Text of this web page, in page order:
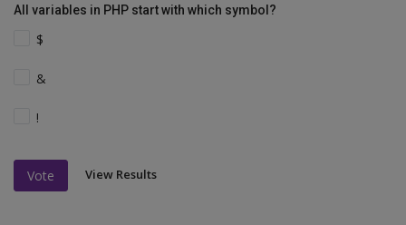
All variables in PHP start with which symbol?
$
&
!
Vote View Results